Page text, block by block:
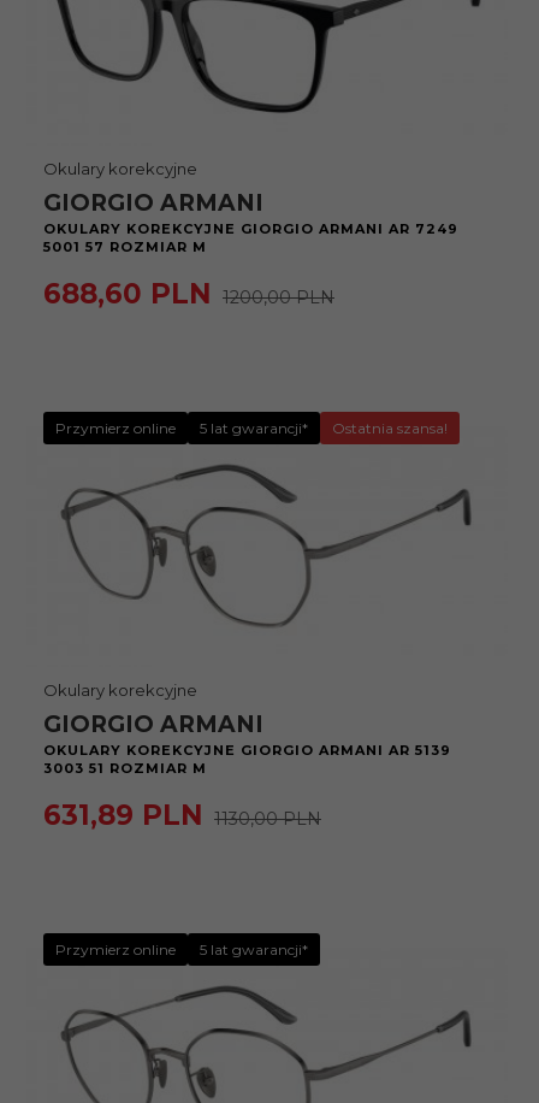
Okulary korekcyjne
GIORGIO ARMANI
OKULARY KOREKCYJNE GIORGIO ARMANI AR 7249
5001 57 ROZMIAR M
688,60 PLN 1200,00 PLN
Przymierz online 5 lat gwarancji* Ostatnia szansa!
Okulary korekcyjne
GIORGIO ARMANI
OKULARY KOREKCYJNE GIORGIO ARMANI AR 5139
3003 51 ROZMIAR M
631,89 PLN 1130,00 PLN
Przymierz online 5 lat gwarancji*